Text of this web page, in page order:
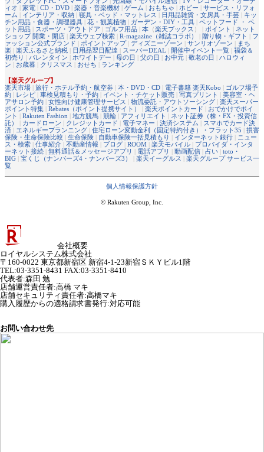
ィオ | 家電 | CD・DVD | 楽器・音楽機材 | ゲーム | おもちゃ | ホビー | サービス・リフォ
ーム | インテリア・収納 | 寝具・ベッド・マットレス | 日用品雑貨・文房具・手芸 | キッ
チン用品・食器・調理器具 | 花・観葉植物 | ガーデン・DIY・工具 | ペットフード ・ ペ
ット用品 | スポーツ・アウトドア | ゴルフ用品 | 本 （楽天ブックス ） | ポイント | ネット
ショップ 開業・開店 | 楽天ウェブ検索 | R-magazine（雑誌コラボ） | 贈り物・ギフト | フ
ァッション公式ブランド | ポイントアップ| ディズニーゾーン | サンリオゾーン | まち
楽 | 楽天ふるさと納税 | 日用品翌日配達 | スーパーDEAL | 開催中イベント一覧 | 福袋＆
初売り | バレンタイン | ホワイトデー | 母の日 | 父の日 | お中元 | 敬老の日 | ハロウィ
ン | お歳暮 | クリスマス | おせち | ランキング
【楽天グループ】
楽天市場 | 旅行・ホテル予約・航空券 | 本・DVD・CD | 電子書籍 楽天Kobo | ゴルフ場予
約 | レシピ | 車検見積もり・予約 | イベント・チケット販売 | 写真プリント | 美容室・ヘ
アサロン予約 | 女性向け健康管理サービス | 物流委託・アウトソーシング | 楽天スーパー
ポイント特集 | Rebates（ポイント提携サイト） | 楽天ポイントカード | おでかけでポイ
ント | Rakuten Fashion | 地方競馬 | 競輪 | アフィリエイト | ネット証券（株・FX・投資信
託）
| カードローン | クレジットカード | 電子マネー | 決済システム | スマホでカード決
済 | エネルギープランニング | 住宅ローン変動金利（固定特約付き）・フラット35 | 損害
保険・生命保険比較 | 生命保険 | 自動車保険一括見積もり | インターネット銀行 | ニュー
ス・検索 | 仕事紹介 | 不動産情報 | ブログ | ROOM | 楽天モバイル | プロバイダ・インタ
ーネット接続 | 無料通話＆メッセージアプリ | 電話アプリ | 動画配信 | 占い | toto・
BIG | 宝くじ（ナンバーズ4・ナンバーズ3） | 楽天イーグルス | 楽天グループ サービス一
覧
個人情報保護方針
© Rakuten Group, Inc.
会社概要
ロイヤルシステム株式会社
〒160-0022 東京都新宿区 新宿4-1-23新宿ＳＫＹビル1階
TEL:03-3351-8431 FAX:03-3351-8410
代表者:森田 勉
店舗運営責任者:高橋 マキ
店舗セキュリティ責任者:高橋マキ
購入履歴からの適格請求書発行:対応可能
お問い合わせ先